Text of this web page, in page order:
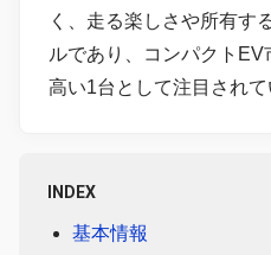
く、走る楽しさや所有す
ルであり、コンパクト
高い1台として注目されて
INDEX
基本情報